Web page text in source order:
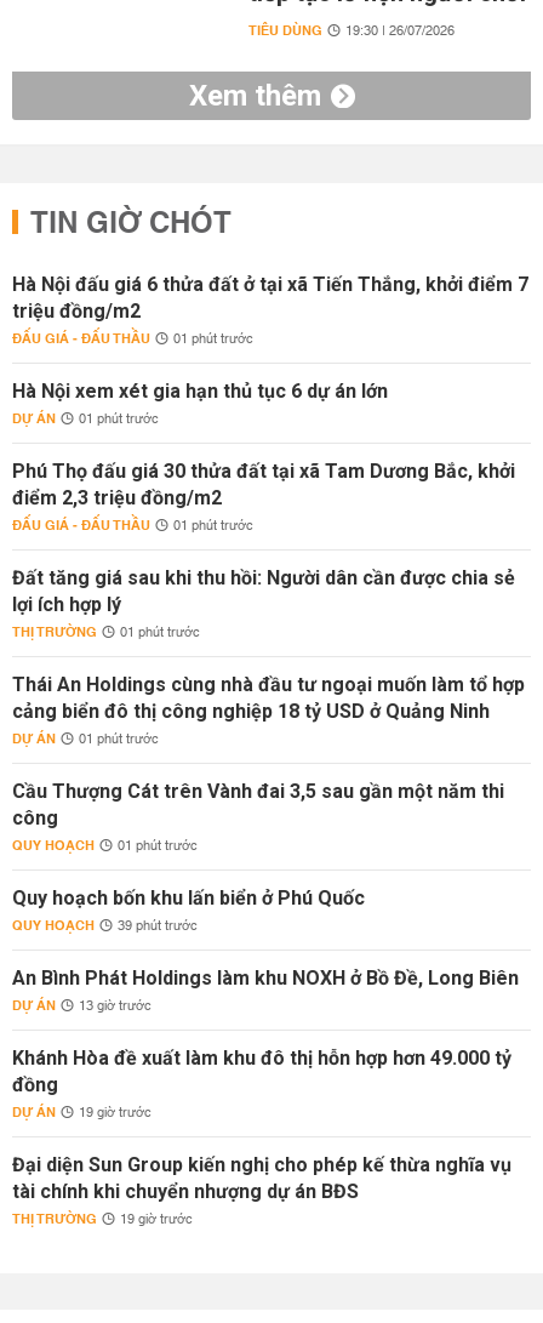
TIÊU DÙNG 19:30 | 26/07/2026
Xem thêm
TIN GIỜ CHÓT
Hà Nội đấu giá 6 thửa đất ở tại xã Tiến Thắng, khởi điểm 7
triệu đồng/m2
ĐẤU GIÁ - ĐẤU THẦU 01 phút trước
Hà Nội xem xét gia hạn thủ tục 6 dự án lớn
DỰ ÁN 01 phút trước
Phú Thọ đấu giá 30 thửa đất tại xã Tam Dương Bắc, khởi
điểm 2,3 triệu đồng/m2
ĐẤU GIÁ - ĐẤU THẦU 01 phút trước
Đất tăng giá sau khi thu hồi: Người dân cần được chia sẻ
lợi ích hợp lý
THỊ TRƯỜNG 01 phút trước
Thái An Holdings cùng nhà đầu tư ngoại muốn làm tổ hợp
cảng biển đô thị công nghiệp 18 tỷ USD ở Quảng Ninh
DỰ ÁN 01 phút trước
Cầu Thượng Cát trên Vành đai 3,5 sau gần một năm thi
công
QUY HOẠCH 01 phút trước
Quy hoạch bốn khu lấn biển ở Phú Quốc
QUY HOẠCH 39 phút trước
An Bình Phát Holdings làm khu NOXH ở Bồ Đề, Long Biên
DỰ ÁN 13 giờ trước
Khánh Hòa đề xuất làm khu đô thị hỗn hợp hơn 49.000 tỷ
đồng
DỰ ÁN 19 giờ trước
Đại diện Sun Group kiến nghị cho phép kế thừa nghĩa vụ
tài chính khi chuyển nhượng dự án BĐS
THỊ TRƯỜNG 19 giờ trước